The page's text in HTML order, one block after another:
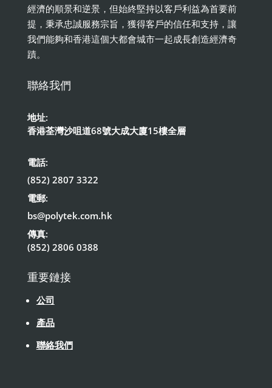
經濟的順景和逆景，但始終堅持以客戶利益為首要前
提，秉承忠誠服務宗旨，獲得客戶的信任和支持，讓
我們能夠和香港這個大都會城市一起成長創造經濟奇
蹟。
聯絡我們
地址:
香港荃灣沙咀道68號大成大廈15樓全層
電話:
(852) 2807 3322
電郵:
bs@polytek.com.hk
傳真:
(852) 2806 0388
重要鏈接
公司
產品
聯絡我們